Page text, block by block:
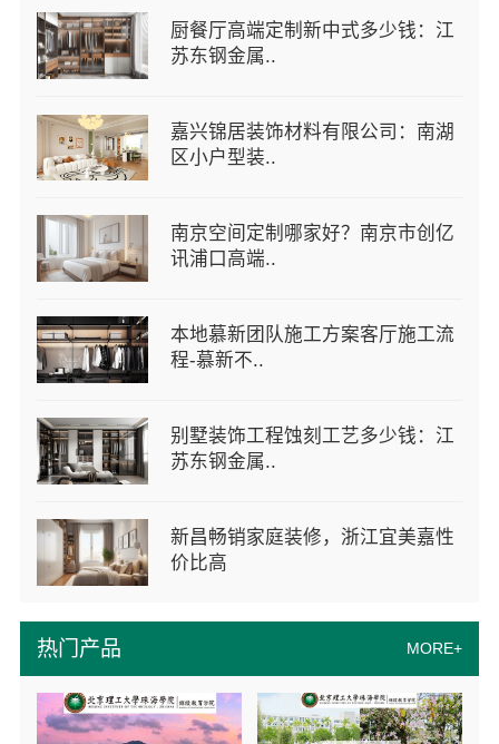
热门产品 MORE+
厨餐厅高端定制新中式多少钱：江
苏东钢金属..
嘉兴锦居装饰材料有限公司：南湖
区小户型装..
南京空间定制哪家好？南京市创亿
讯浦口高端..
本地慕新团队施工方案客厅施工流
程-慕新不..
别墅装饰工程蚀刻工艺多少钱：江
苏东钢金属..
新昌畅销家庭装修，浙江宜美嘉性
价比高